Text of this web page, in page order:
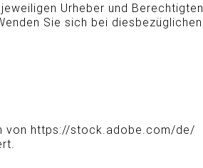
Urheber und Berechtigten.
Sie sich bei diesbezüglichen
von https://stock.adobe.com/de/